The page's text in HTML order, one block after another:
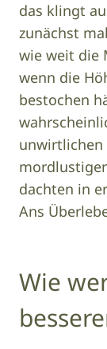
das klingt
zunächst
wie weit die
wenn die
bestochen
unwirtlichen
dachten in
Ans
Wie